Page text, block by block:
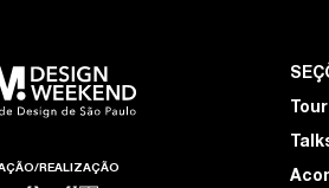
REALIZAÇÃO
Tour